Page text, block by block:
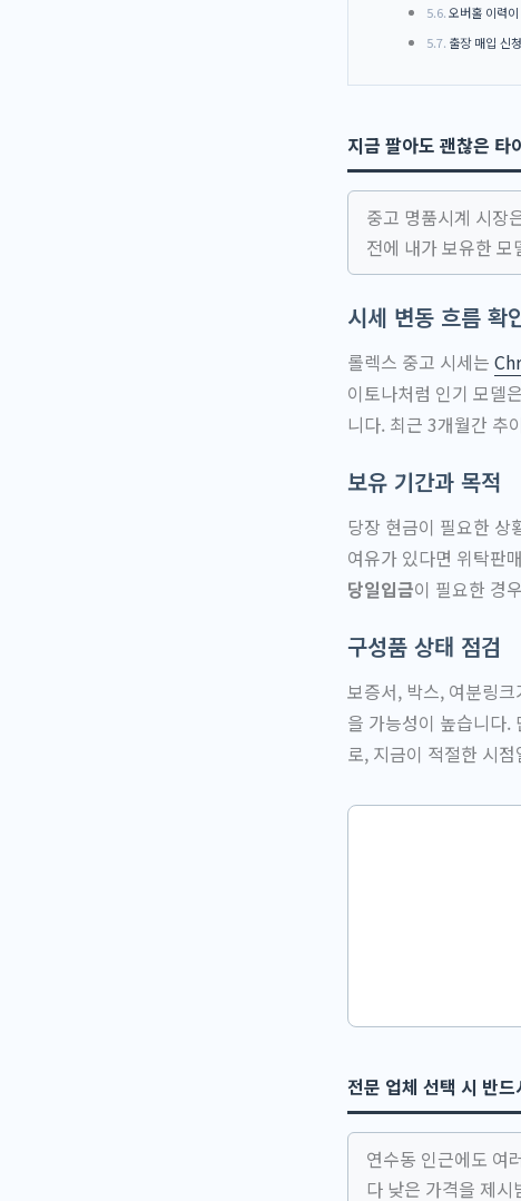
오버홀 이력
출장 매입 신
지금 팔아도 괜찮은 타
중고 명품시계 시장
전에 내가 보유한
시세 변동 흐름 확
롤렉스 중고 시세는
이토나처럼 인기 모델
니다. 최근 3개월간 추
보유 기간과 목적
당장 현금이 필요한 상
여유가 있다면 위탁판
당일입금이 필요한 경
구성품 상태 점검
보증서, 박스, 여분링
을 가능성이 높습니다.
로, 지금이 적절한 시
전문 업체 선택 시 반
연수동 인근에도 여
다 낮은 가격을 제